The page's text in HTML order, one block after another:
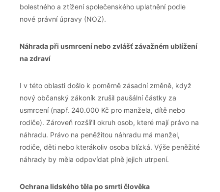
bolestného a ztížení společenského uplatnění podle
nové právní úpravy (NOZ).
Náhrada při usmrcení nebo zvlášť závažném ublížení
na zdraví
I v této oblasti došlo k poměrně zásadní změně, když
nový občanský zákoník zrušil paušální částky za
usmrcení (např. 240.000 Kč pro manžela, dítě nebo
rodiče). Zároveň rozšířil okruh osob, které mají právo na
náhradu. Právo na peněžitou náhradu má manžel,
rodiče, děti nebo kterákoliv osoba blízká. Výše peněžité
náhrady by měla odpovídat plně jejich utrpení.
Ochrana lidského těla po smrti člověka